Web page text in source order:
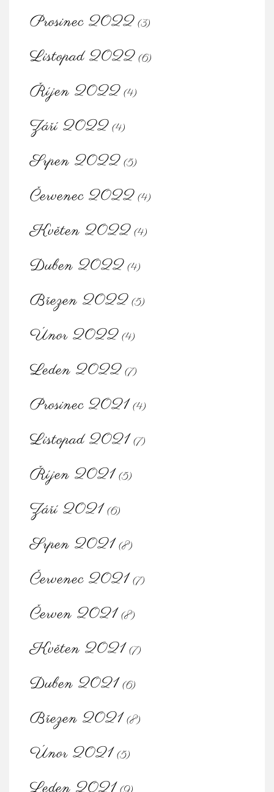
Prosinec 2022 (3)
Listopad 2022 (6)
Říjen 2022 (4)
Září 2022 (4)
Srpen 2022 (5)
Červenec 2022 (4)
Květen 2022 (4)
Duben 2022 (4)
Březen 2022 (5)
Únor 2022 (4)
Leden 2022 (7)
Prosinec 2021 (4)
Listopad 2021 (7)
Říjen 2021 (5)
Září 2021 (6)
Srpen 2021 (8)
Červenec 2021 (7)
Červen 2021 (8)
Květen 2021 (7)
Duben 2021 (6)
Březen 2021 (8)
Únor 2021 (5)